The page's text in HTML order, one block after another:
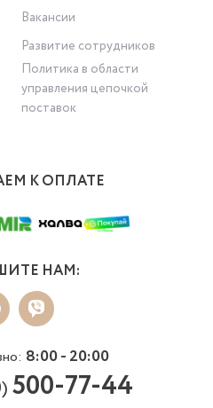
Вакансии
Развитие сотрудников
Политика в области
управления цепочкой
поставок
К ОПЛАТЕ
НАМ:
8:00 - 20:00
500-77-44